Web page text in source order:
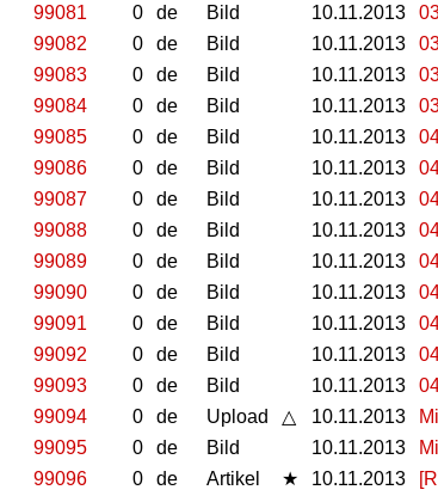
99081
0 de Bild 10.11.2013
99082
0 de Bild 10.11.2013
99083
0 de Bild 10.11.2013
99084
0 de Bild 10.11.2013
99085
0 de Bild 10.11.2013
99086
0 de Bild 10.11.2013
99087
0 de Bild 10.11.2013
99088
0 de Bild 10.11.2013
99089
0 de Bild 10.11.2013
99090
0 de Bild 10.11.2013
99091
0 de Bild 10.11.2013
99092
0 de Bild 10.11.2013
99093
0 de Bild 10.11.2013
99094
0 de Upload △ 10.11.2013
99095
0 de Bild 10.11.2013
99096
0 de Artikel ★ 10.11.2013